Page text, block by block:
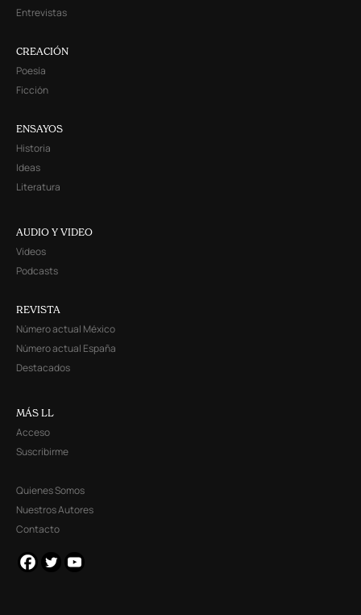
Entrevistas
CREACIÓN
Poesía
Ficción
ENSAYOS
Historia
Ideas
Literatura
AUDIO Y VIDEO
Videos
Podcasts
REVISTA
Número actual México
Número actual España
Destacados
MÁS LL
Acceso
Suscribirme
Quienes Somos
Nuestros Autores
Contacto